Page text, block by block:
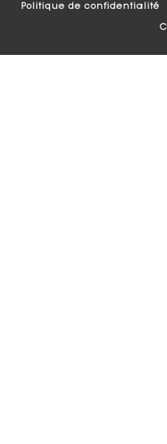
Politique de confidentialité